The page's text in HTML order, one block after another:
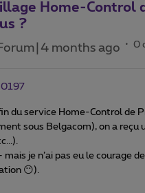
Home-Control
?
months ago 0
du service Home-Control de
sous Belgacom), on a reçu
mais je n’ai pas eu le courage
😶).